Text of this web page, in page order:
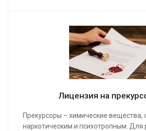
от 4 000 руб. Заказ услуги поможет
максимально быстрый результат.
Лицензия на
Прекурсоры – химические вещества,
наркотическим и психотропным. Для